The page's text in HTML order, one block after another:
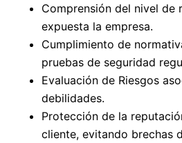
Comprensión del nivel de
expuesta la empresa.
Cumplimiento de
pruebas de seguridad
Evaluación de Riesgos
debilidades.
Protección de la
cliente, evitando brechas